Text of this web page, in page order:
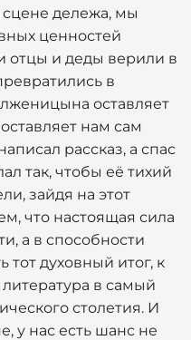
сцене дележа, мы
ценностей
отцы и деды верили в
в
оставляет
нам сам
рассказ, а спас
так, чтобы её тихий
зайдя на этот
что настоящая сила
а в способности
тот духовный итог, к
в самый
столетия. И
у нас есть шанс не